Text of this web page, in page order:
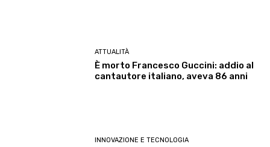
ATTUALITÀ
È morto Francesco Guccini: addio al
cantautore italiano, aveva 86 anni
INNOVAZIONE E TECNOLOGIA